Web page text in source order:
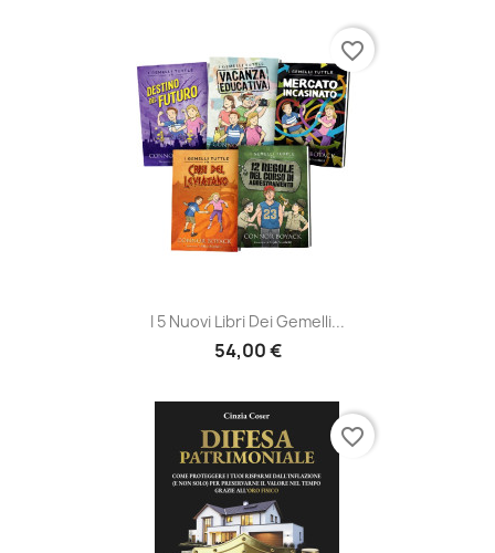
I 5 Nuovi Libri Dei Gemelli...
54,00 €
favorite_border
favorite_border